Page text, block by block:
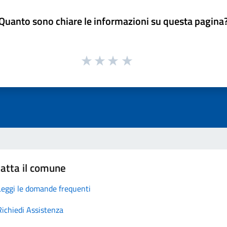
sono chiare le informazioni su questa
il comune
le domande frequenti
Assistenza